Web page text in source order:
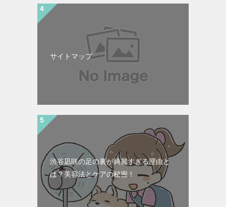
サイトマップ
渋谷凪咲の足の裏が綺麗すぎる理由と
は？美容法とケアの秘密！